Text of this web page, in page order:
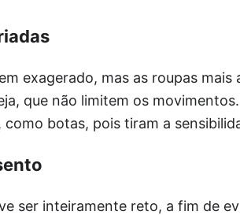
exagerado, mas as roupas
que não limitem os
como botas, pois tiram a
ser inteiramente reto, a fim de